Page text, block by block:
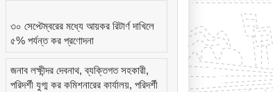
৩০ সেপ্টেম্বরের মধ্যে আয়কর রিটার্ণ দাখিলে
৫% পর্যন্ত কর প্রণোদনা
জনাব লক্ষীন্দর দেবনাথ, ব্যক্তিগত সহকারী,
পরিদর্শী যুগ্ম কর কমিশনারের কার্যালয়, পরিদর্শী